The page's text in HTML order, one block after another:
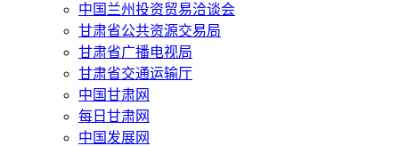
中国兰州投资贸易洽谈会
甘肃省公共资源交易局
甘肃省广播电视局
甘肃省交通运输厅
中国甘肃网
每日甘肃网
中国发展网